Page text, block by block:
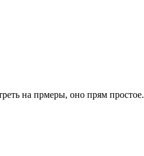
на прмеры, оно прям простое.